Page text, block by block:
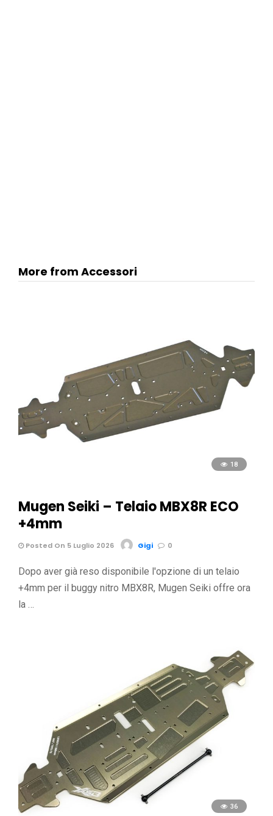
More from Accessori
18
Mugen Seiki – Telaio MBX8R ECO
+4mm
Posted On 5 Luglio 2026 Gigi 0
Dopo aver già reso disponibile l'opzione di un telaio
+4mm per il buggy nitro MBX8R, Mugen Seiki offre ora
la …
36